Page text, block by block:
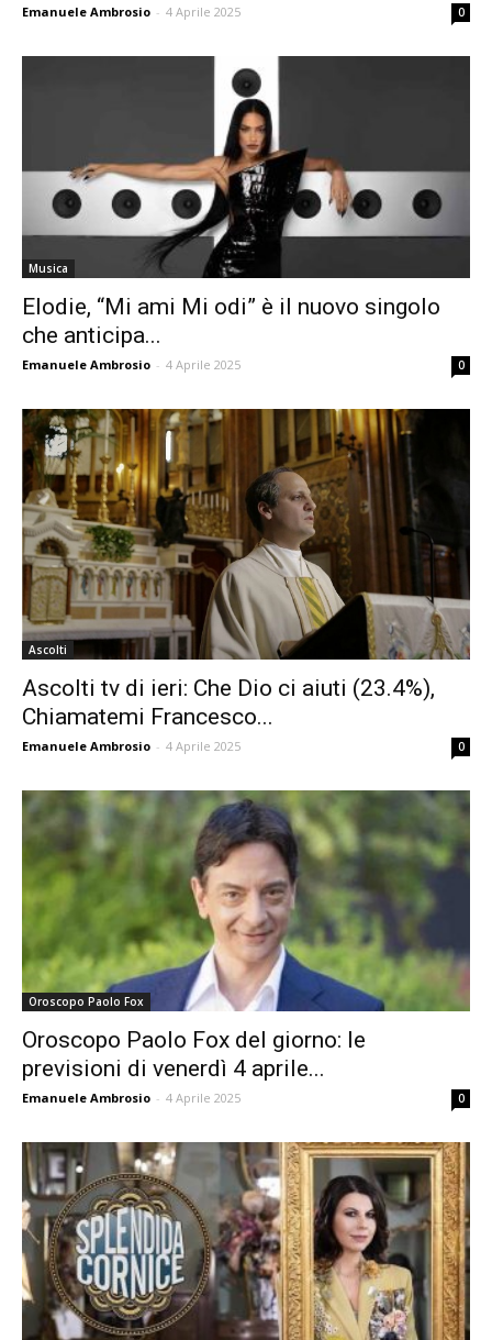
Emanuele Ambrosio - 4 Aprile 2025 0
Musica
Elodie, “Mi ami Mi odi” è il nuovo singolo
che anticipa...
Emanuele Ambrosio - 4 Aprile 2025 0
Ascolti
Ascolti tv di ieri: Che Dio ci aiuti (23.4%),
Chiamatemi Francesco...
Emanuele Ambrosio - 4 Aprile 2025 0
Oroscopo Paolo Fox
Oroscopo Paolo Fox del giorno: le
previsioni di venerdì 4 aprile...
Emanuele Ambrosio - 4 Aprile 2025 0